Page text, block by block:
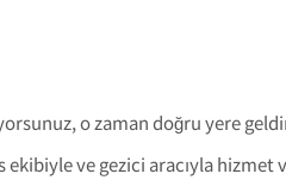
o zaman doğru yere
ve gezici aracıyla hizmet